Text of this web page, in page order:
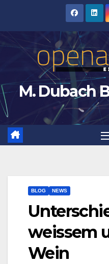
M. Dubach
BLOG NEWS
weissem
Wein